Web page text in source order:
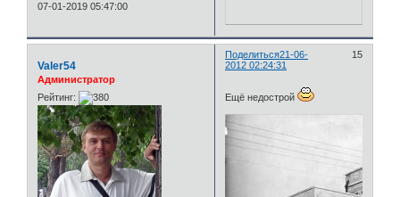
07-01-2019 05:47:00
Поделиться 15
21-06-
2012 02:24:31
Valer54
Администратор
Рейтинг:
Ещё недострой